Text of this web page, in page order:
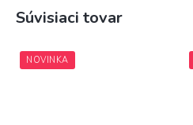
Súvisiaci tovar
NOVINKA